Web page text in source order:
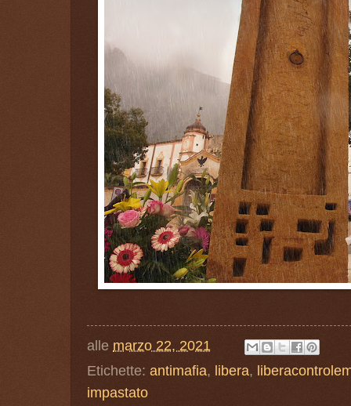
alle marzo 22, 2021
Etichette: antimafia, libera,
impastato